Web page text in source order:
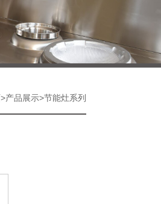
>产品展示>节能灶系列